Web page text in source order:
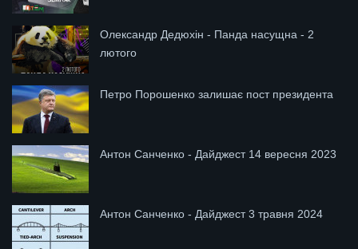
Олександр Дедюхін - Панда насущна - 2
лютого
Петро Порошенко залишає пост президента
Антон Санченко - Дайджест 14 вересня 2023
Антон Санченко - Дайджест 3 травня 2024